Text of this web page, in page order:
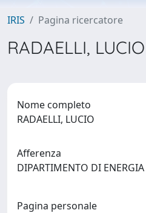
IRIS Pagina ricercatore
RADAELLI, LUCIO
Nome completo
RADAELLI, LUCIO
Afferenza
DIPARTIMENTO DI ENERGIA
Pagina personale